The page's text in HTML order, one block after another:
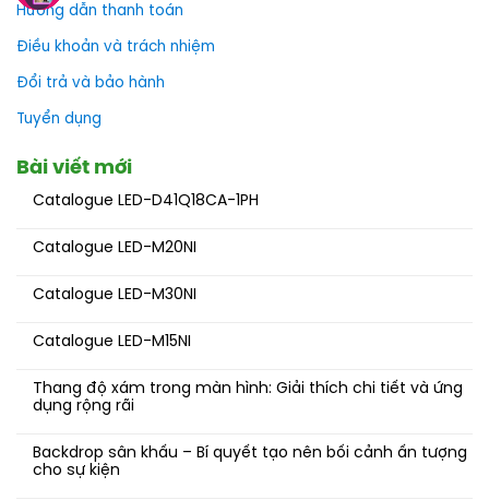
Hướng dẫn thanh toán
Điều khoản và trách nhiệm
Đổi trả và bảo hành
Tuyển dụng
Bài viết mới
Catalogue LED-D41Q18CA-1PH
Catalogue LED-M20NI
Catalogue LED-M30NI
Catalogue LED-M15NI
Thang độ xám trong màn hình: Giải thích chi tiết và ứng
dụng rộng rãi
Backdrop sân khấu – Bí quyết tạo nên bối cảnh ấn tượng
cho sự kiện